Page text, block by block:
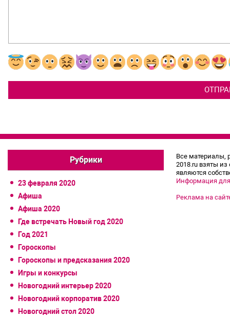
Рубрики
23 февраля 2020
Афиша
Афиша 2020
Где встречать Новый год 2020
Год 2021
Гороскопы
Гороскопы и предсказания 2020
Игры и конкурсы
Новогодний интерьер 2020
Новогодний корпоратив 2020
Новогодний стол 2020
Все материалы,
2018.ru взяты
являются
Информация
Реклама на